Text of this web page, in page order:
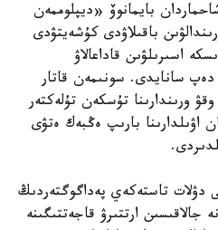
بايمانوۆ «ديپلوممەن
باقىلاۋدى كۇشەيتۋدى
اسىرىلۋىن قاداعالاۋ
سانايدى. سونىمەن قاتار
ورىندارىنا تۇسكەن تۇلەكتەر
اۋىلدارىنا بارىپ ەڭبەك ەتۋى
تاستەكەي پەداگوگتەردىڭ
ارتتىرۋ قاجەتتىگىنە